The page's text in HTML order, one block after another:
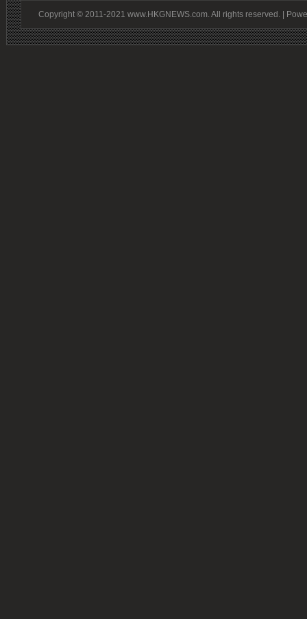
Copyright © 2011-2021 www.HKGNEWS.com. All rights reserved. |